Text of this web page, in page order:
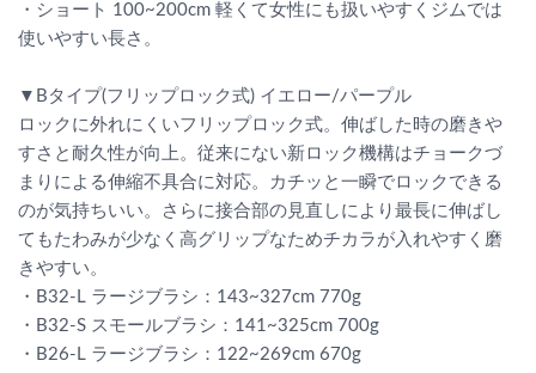
・ショート 100~200cm 軽くて女性にも扱いやすくジムでは
使いやすい長さ。
▼Bタイプ(フリップロック式) イエロー/パープル
ロックに外れにくいフリップロック式。伸ばした時の磨きや
すさと耐久性が向上。従来にない新ロック機構はチョークづ
まりによる伸縮不具合に対応。カチッと一瞬でロックできる
のが気持ちいい。さらに接合部の見直しにより最長に伸ばし
てもたわみが少なく高グリップなためチカラが入れやすく磨
きやすい。
・B32-L ラージブラシ：143~327cm 770g
・B32-S スモールブラシ：141~325cm 700g
・B26-L ラージブラシ：122~269cm 670g